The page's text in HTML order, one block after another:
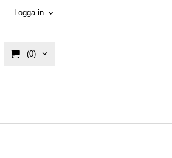
Logga in
(0)